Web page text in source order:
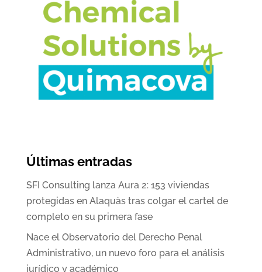
Últimas entradas
SFI Consulting lanza Aura 2: 153 viviendas
protegidas en Alaquàs tras colgar el cartel de
completo en su primera fase
Nace el Observatorio del Derecho Penal
Administrativo, un nuevo foro para el análisis
jurídico y académico